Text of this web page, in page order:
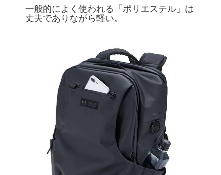
一般的によく使われる「ポリエステル」は
丈夫でありながら軽い。